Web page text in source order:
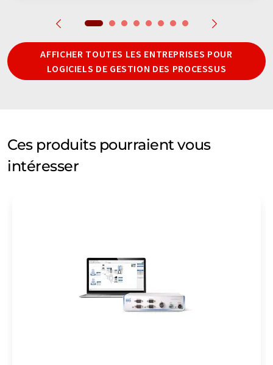
AFFICHER TOUTES LES ENTREPRISES POUR
LOGICIELS DE GESTION DES PROCESSUS
Ces produits pourraient vous
intéresser